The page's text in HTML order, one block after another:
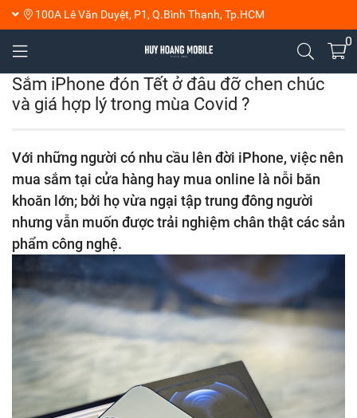
100A Lê Văn Duyệt, P1, Q.Bình Thạnh, Tp.HCM
0
Sắm iPhone đón Tết ở đâu đỡ chen chúc
và giá hợp lý trong mùa Covid ?
Với những người có nhu cầu lên đời iPhone, việc nên
mua sắm tại cửa hàng hay mua online là nỗi băn
khoăn lớn; bởi họ vừa ngại tập trung đông người
nhưng vẫn muốn được trải nghiệm chân thật các sản
phẩm công nghệ.